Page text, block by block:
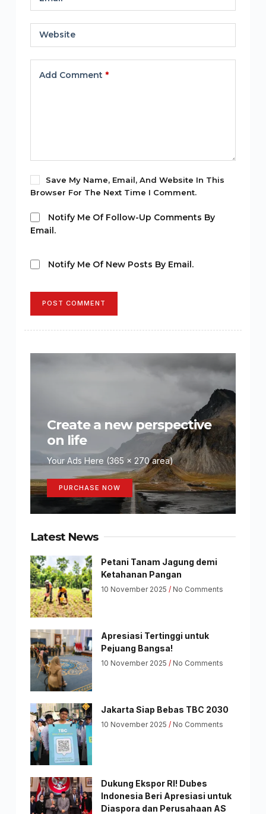
Website
Add Comment *
Save My Name, Email, And Website In This
Browser For The Next Time I Comment.
Notify Me Of Follow-Up Comments By
Email.
Notify Me Of New Posts By Email.
POST COMMENT
Create a new perspective
on life
Your Ads Here (365 x 270 area)
PURCHASE NOW
Latest News
Petani Tanam Jagung demi
Ketahanan Pangan
10 November 2025 No Comments
Apresiasi Tertinggi untuk
Pejuang Bangsa!
10 November 2025 No Comments
Jakarta Siap Bebas TBC 2030
10 November 2025 No Comments
Dukung Ekspor RI! Dubes
Indonesia Beri Apresiasi untuk
Diaspora dan Perusahaan AS